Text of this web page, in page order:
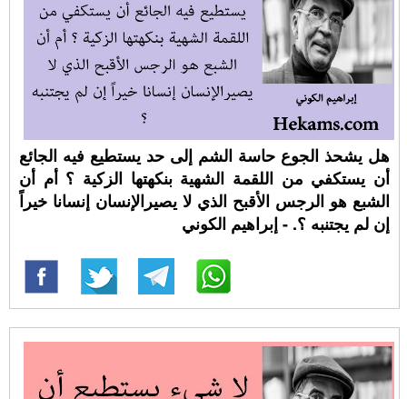
هل يشحذ الجوع حاسة الشم إلى حد يستطيع فيه الجائع
أن يستكفي من اللقمة الشهية بنكهتها الزكية ؟ أم أن
الشبع هو الرجس الأقبح الذي لا يصيرالإنسان إنسانا خيراً
إن لم يجتنبه ؟. - إبراهيم الكوني